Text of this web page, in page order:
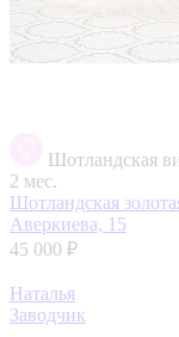
Шотландская
2 мес.
Шотландская
Аверкиева, 15
45 000 ₽
Наталья
Заводчик